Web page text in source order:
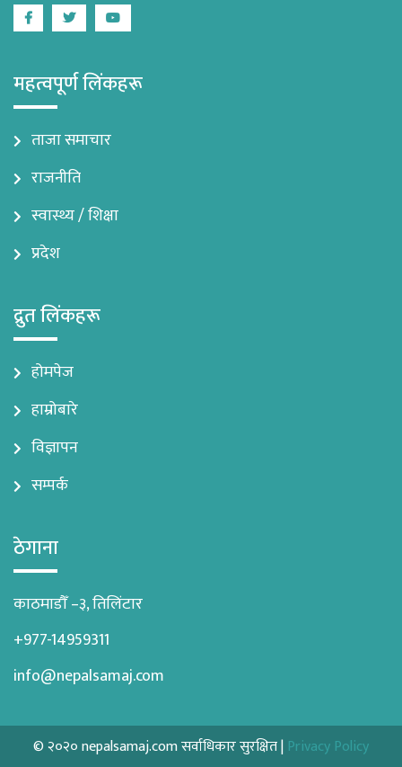
FacebookTwitterYoutube
महत्वपूर्ण लिंकहरू
ताजा समाचार
राजनीति
स्वास्थ्य / शिक्षा
प्रदेश
द्रुत लिंकहरू
होमपेज
हाम्रोबारे
विज्ञापन
सम्पर्क
ठेगाना
काठमाडौँ –३, तिलिंटार
+977-14959311
info@nepalsamaj.com
© २०२० nepalsamaj.com सर्वाधिकार सुरक्षित | Privacy Policy